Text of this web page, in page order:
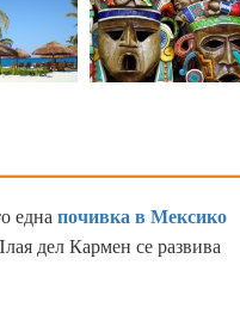
една почивка в Мексико
дел Кармен се развива